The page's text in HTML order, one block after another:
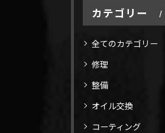
カテゴリー
全てのカテゴリー
修理
整備
オイル交換
コーティング